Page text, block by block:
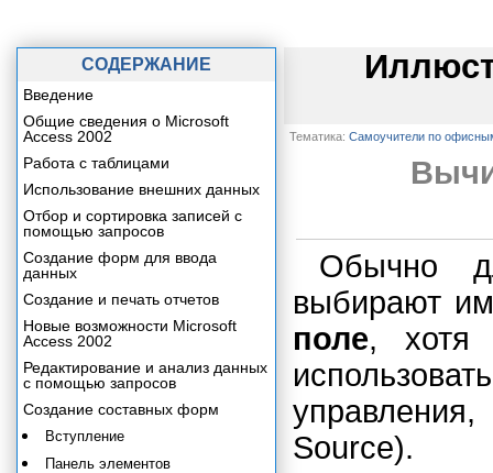
Тематика: Самоучители по
Обычно
выбирают
поле, хотя
Source).
СОДЕРЖАНИЕ
Введение
Общие сведения о Microsoft
Access 2002
Работа с таблицами
Использование внешних данных
Отбор и сортировка записей с
помощью запросов
Создание форм для ввода
данных
Создание и печать отчетов
Новые возможности Microsoft
Access 2002
Редактирование и анализ данных
с помощью запросов
Создание составных форм
Вступление
Панель элементов